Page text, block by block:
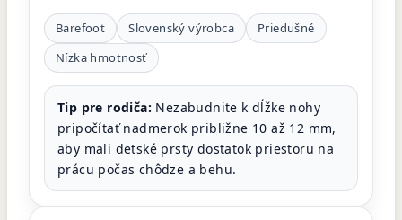
Barefoot Slovenský výrobca
Priedušné
Nízka hmotnosť
Tip pre rodiča: Nezabudnite k dĺžke nohy
pripočítať nadmerok približne 10 až 12 mm,
aby mali detské prsty dostatok priestoru na
prácu počas chôdze a behu.